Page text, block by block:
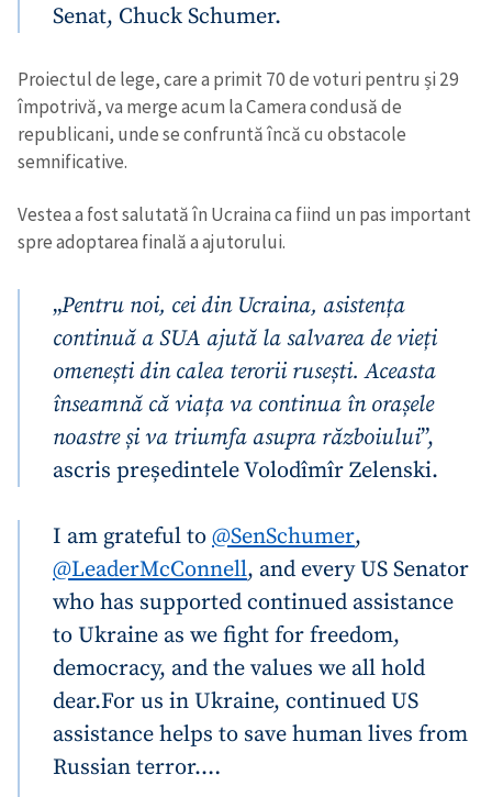
Senat, Chuck Schumer.
Proiectul de lege, care a primit 70 de voturi pentru și 29
împotrivă, va merge acum la Camera condusă de
republicani, unde se confruntă încă cu obstacole
semnificative.
Vestea a fost salutată în Ucraina ca fiind un pas important
spre adoptarea finală a ajutorului.
„Pentru noi, cei din Ucraina, asistența
continuă a SUA ajută la salvarea de vieți
omenești din calea terorii rusești. Aceasta
înseamnă că viața va continua în orașele
noastre și va triumfa asupra războiului”,
ascris președintele Volodîmîr Zelenski.
I am grateful to@SenSchumer,
@LeaderMcConnell, and every US Senator
who has supported continued assistance
to Ukraine as we fight for freedom,
democracy, and the values we all hold
dear.For us in Ukraine, continued US
assistance helps to save human lives from
Russian terror.…